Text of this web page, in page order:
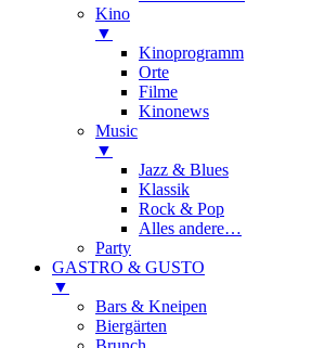
Kino
▼
Kinoprogramm
Orte
Filme
Kinonews
Music
▼
Jazz & Blues
Klassik
Rock & Pop
Alles andere…
Party
GASTRO & GUSTO
▼
Bars & Kneipen
Biergärten